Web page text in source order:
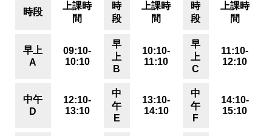
時段
上課時
間
時
段
上課時
間
時
段
上課時
間
早上
A
09:10-
10:10
早
上
B
10:10-
11:10
早
上
C
11:10-
12:10
中午
D
12:10-
13:10
中
午
E
13:10-
14:10
中
午
F
14:10-
15:10